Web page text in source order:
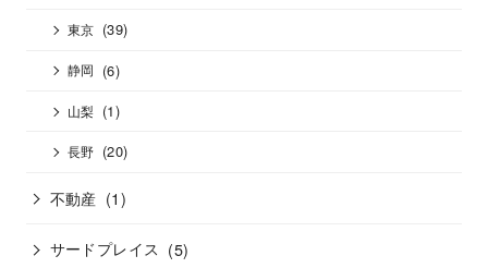
東京 (39)
静岡 (6)
山梨 (1)
長野 (20)
不動産 (1)
サードプレイス (5)